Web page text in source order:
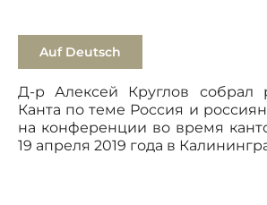
Auf Deutsch
Д-р Алексей Круглов собрал
Канта по теме Россия и
на конференции во время
19 апреля 2019 года в